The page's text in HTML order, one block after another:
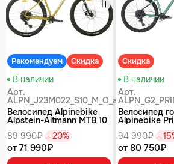
Рекомендуем Скидка
Сравнение
В наличии
Арт.
ALPN_J23M022_S10_M_O_air
Велосипед Alpinebike
Alpstein-Altmann MTB 10
89 990₽ - 20%
от 71 990₽
Скидка
В наличии
Арт.
Велосипед
Alpinebike
94 990₽ -
от 80 750₽